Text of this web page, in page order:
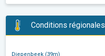
Conditions régionales
Diepenbeek (39m)